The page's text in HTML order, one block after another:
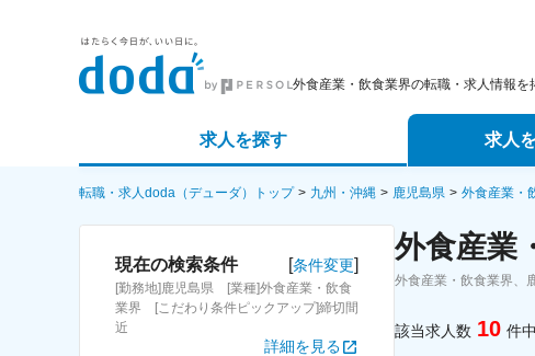
外食産業・飲食業界の転職・求人情報を
求人を探す
詳細条件から探す
求人特集から探す
求人
エージェント
スカウトサー
転職・求人doda（デューダ）トップ 九州・沖縄 鹿児島県 外食産業・
現在の検索条件 [条件変更]
[勤務地]鹿児島県 [業種]外食産業・飲食
業界 [こだわり条件ピックアップ]締切間
近
詳細を見る
外食産業
外食産業・飲食業界、
該当求人数 10 件中